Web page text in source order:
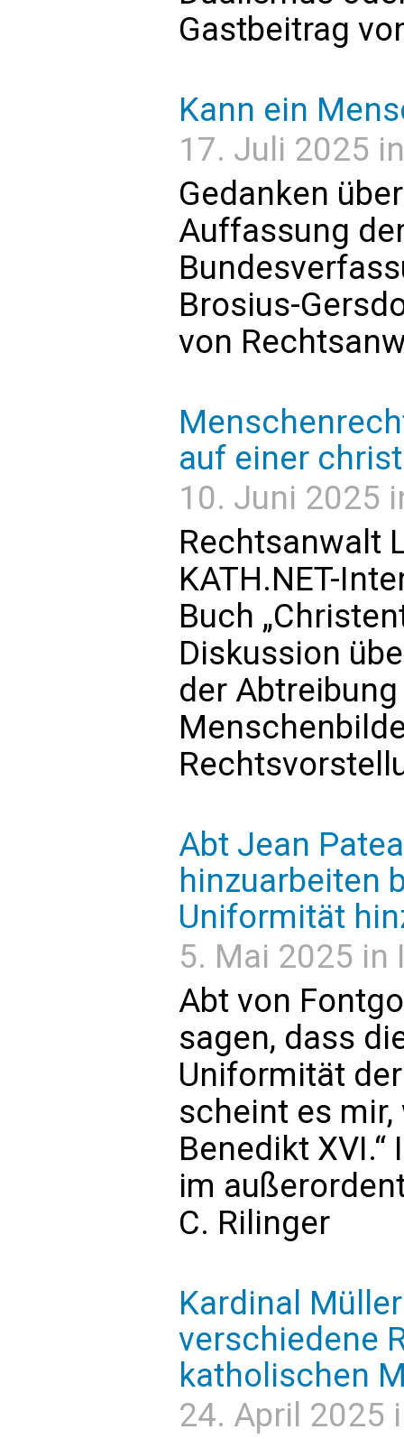
Gastbeitrag
Kann ein
17. Juli 2025
Gedanken
Auffassung
Brosius-
von
auf einer
10. Juni 2025
Rechtsanwalt
KATH.NET-
Buch
Diskussion
der
Abt Jean
hinzuarbeiten
Uniformität
5. Mai 2025 in
Abt von
sagen, dass
Uniformität
scheint es
Benedikt
im
C. Rilinger
Kardinal
verschiedene
katholischen
24. April 2025